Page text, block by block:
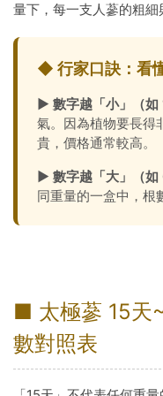
量下，每一支人蔘的粗細
◆ 行家口訣：看
► 數字越「小」（如
氣。因為植物要長得
貴，價格通常較高。
► 數字越「大」（如
同重量的一盒中，根
■ 太極蔘 15天
數對照表